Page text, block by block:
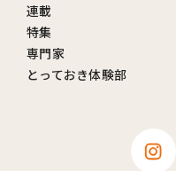
連載
特集
専門家
とっておき体験部